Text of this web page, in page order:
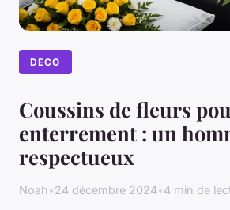
DECO
Coussins de fleurs
enterrement : un
respectueux
Noah•24 décembre 2024•4 min de